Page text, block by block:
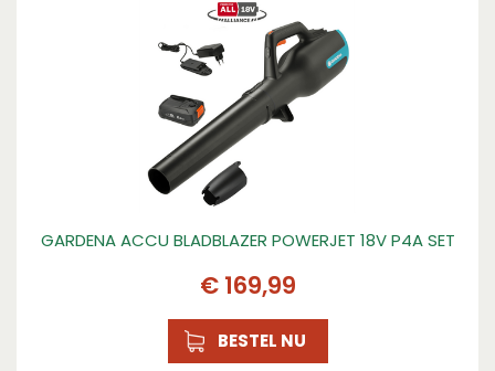
GARDENA ACCU BLADBLAZER POWERJET 18V P4A SET
€ 169,99
BESTEL NU